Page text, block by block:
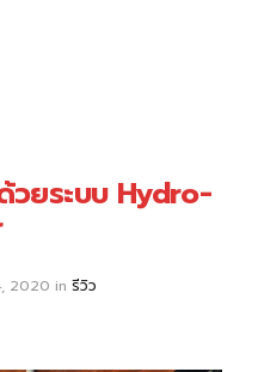
วยระบบ Hydro-
2020 in รีวิว